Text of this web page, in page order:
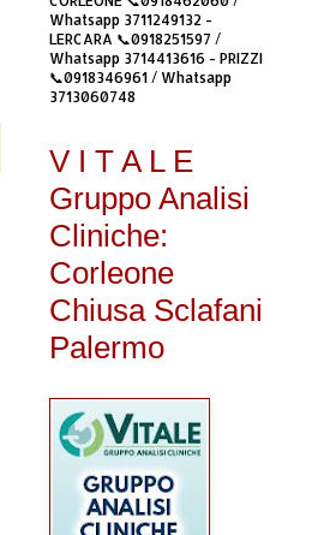
Whatsapp 3711249132 -
LERCARA 📞0918251597 /
Whatsapp 3714413616 - PRIZZI
📞0918346961 / Whatsapp
3713060748
V I T A L E
Gruppo Analisi
Cliniche:
Corleone
Chiusa Sclafani
Palermo